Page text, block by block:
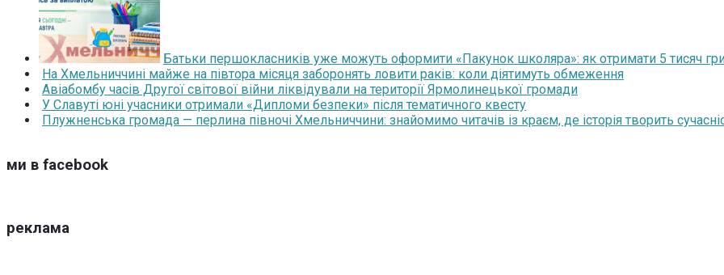
Батьки першокласників уже можуть оформити «Пакунок школяра»: як отримати 5 тисяч
На Хмельниччині майже на півтора місяця заборонять ловити раків: коли діятимуть обмеження
Авіабомбу часів Другої світової війни ліквідували на території Ярмолинецької громади
У Славуті юні учасники отримали «Дипломи безпеки» після тематичного квесту
Плужненська громада — перлина півночі Хмельниччини: знайомимо читачів із краєм, де історія творить
ми в facebook
реклама